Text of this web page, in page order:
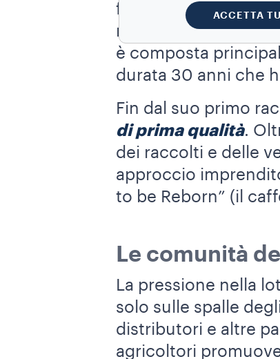
foreste
nella regione di
è composta
durata 30 anni che
Fin dal suo primo
di prima qualità.
dei raccolti e delle
approccio
to be Reborn” (il
Le comunità
La pressione nella
solo sulle spalle
distributori e altre
agricoltori
ACCETTA